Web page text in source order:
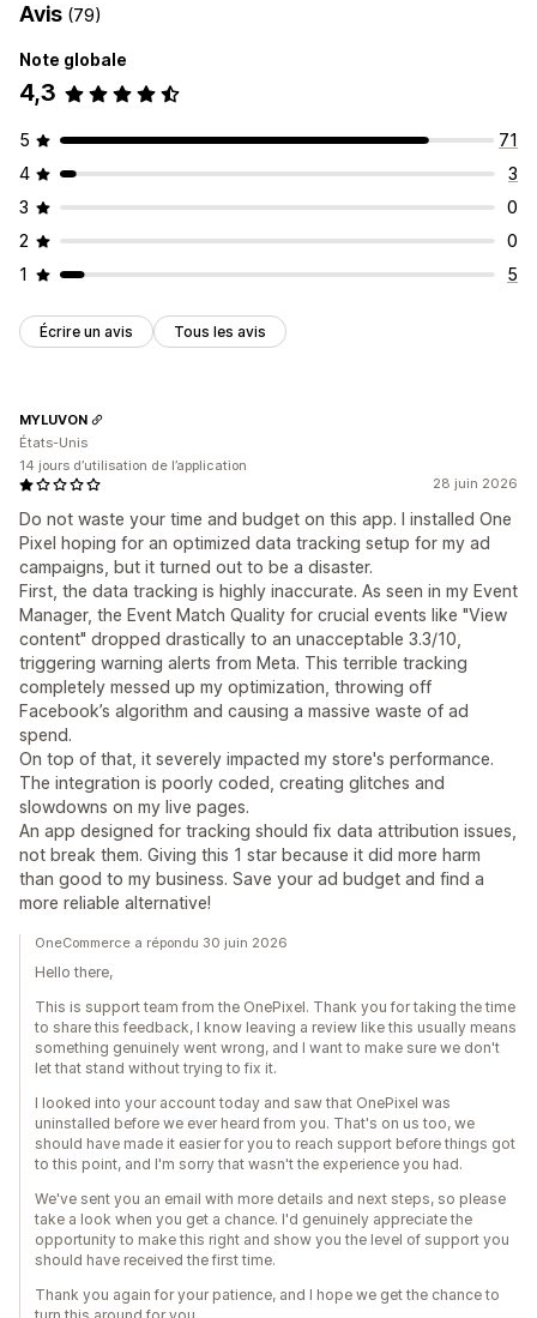
Avis (79)
Note globale
4,3
5
71
4
3
3
0
2
0
1
5
Écrire un avis Tous les avis
28 juin 2026
Do not waste your time and budget on this app. I installed One
Pixel hoping for an optimized data tracking setup for my ad
campaigns, but it turned out to be a disaster.
First, the data tracking is highly inaccurate. As seen in my Event
Manager, the Event Match Quality for crucial events like "View
content" dropped drastically to an unacceptable 3.3/10,
triggering warning alerts from Meta. This terrible tracking
completely messed up my optimization, throwing off
Facebook’s algorithm and causing a massive waste of ad
spend.
On top of that, it severely impacted my store's performance.
The integration is poorly coded, creating glitches and
slowdowns on my live pages.
An app designed for tracking should fix data attribution issues,
not break them. Giving this 1 star because it did more harm
than good to my business. Save your ad budget and find a
more reliable alternative!
MYLUVON
États-Unis
14 jours d’utilisation de l’application
OneCommerce a répondu 30 juin 2026
Hello there,
This is support team from the OnePixel. Thank you for taking the time
to share this feedback, I know leaving a review like this usually means
something genuinely went wrong, and I want to make sure we don't
let that stand without trying to fix it.
I looked into your account today and saw that OnePixel was
uninstalled before we ever heard from you. That's on us too, we
should have made it easier for you to reach support before things got
to this point, and I'm sorry that wasn't the experience you had.
We've sent you an email with more details and next steps, so please
take a look when you get a chance. I'd genuinely appreciate the
opportunity to make this right and show you the level of support you
should have received the first time.
Thank you again for your patience, and I hope we get the chance to